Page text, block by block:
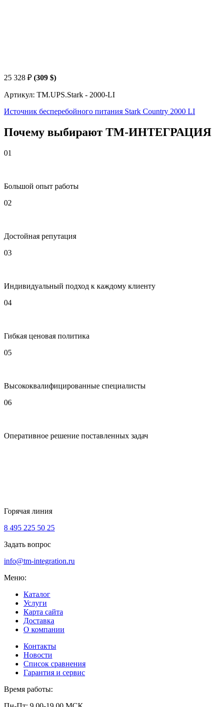
25 328 ₽ (309 $)
Артикул: TM.UPS.Stark - 2000-LI
Источник бесперебойного питания Stark Country 2000 LI
Почему выбирают ТМ-ИНТЕГРАЦИЯ
01
Большой опыт работы
02
Достойная репутация
03
Индивидуальный подход к каждому клиенту
04
Гибкая ценовая политика
05
Высококвалифицированные специалисты
06
Оперативное решение поставленных задач
Горячая линия
8 495 225 50 25
Задать вопрос
info@tm-integration.ru
Меню:
Каталог
Услуги
Карта сайта
Доставка
О компании
Контакты
Новости
Список сравнения
Гарантия и сервис
Время работы: